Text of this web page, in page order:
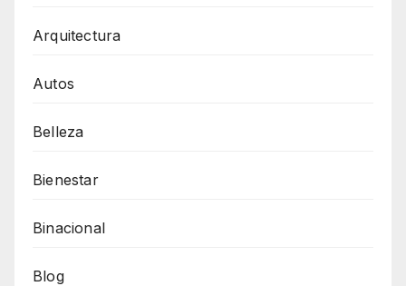
Arquitectura
Autos
Belleza
Bienestar
Binacional
Blog